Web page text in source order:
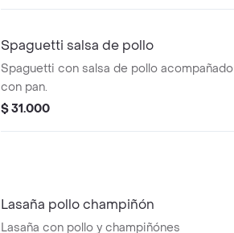
Spaguetti salsa de pollo
Spaguetti con salsa de pollo acompañado
con pan.
$ 31.000
Lasaña pollo champiñón
Lasaña con pollo y champiñónes